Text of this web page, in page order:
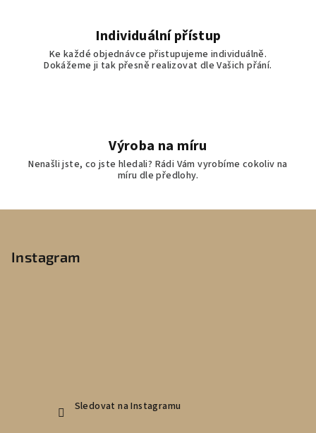
Individuální přístup
Ke každé objednávce přistupujeme individuálně.
Dokážeme ji tak přesně realizovat dle Vašich přání.
Výroba na míru
Nenašli jste, co jste hledali? Rádi Vám vyrobíme cokoliv na
míru dle předlohy.
Instagram
Sledovat na Instagramu